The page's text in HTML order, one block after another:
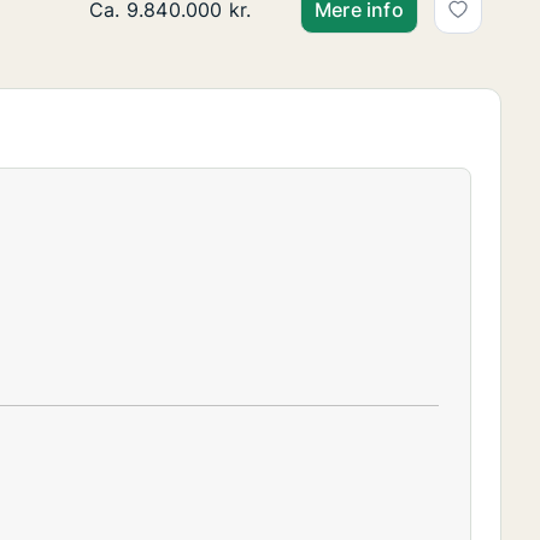
Ca. 110 m2 andelsbolig til salg på 1900
Ca. 9.840.000 kr. Mere info